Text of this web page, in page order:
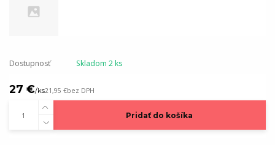
Dostupnosť Skladom 2 ks
27 €/ks21,95 €bez DPH
Pridať do košíka